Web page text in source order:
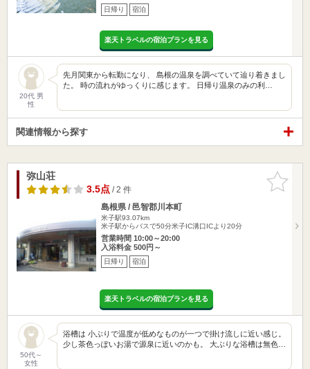
日帰り 宿泊
楽天トラベルの宿泊プランを見る
20代 男
性
先月関東から転勤になり、 島根の温泉を調べていて辿り着きまし
た。 時の流れがゆっくりに感じます。 日帰り温泉のみの利…
関連情報から探す
お気に入
りに追加
弥山荘
3.5点/ 2 件
島根県 / 邑智郡川本町
米子駅93.07km
米子駅からバスで50分米子IC溝口ICより20分
営業時間 10:00～20:00
入浴料金 500円～
日帰り 宿泊
楽天トラベルの宿泊プランを見る
50代～
女性
浴槽は 小ぶりで温度が低めなものが一つで掛け流しに近い感じ。
少し茶色っぽいお湯で源泉に近いのかも。 大ぶりな浴槽は無色…